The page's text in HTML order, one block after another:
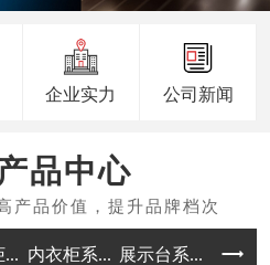
企业实力 公司新闻
品中心
... 内衣柜系... 展示台系... 中岛